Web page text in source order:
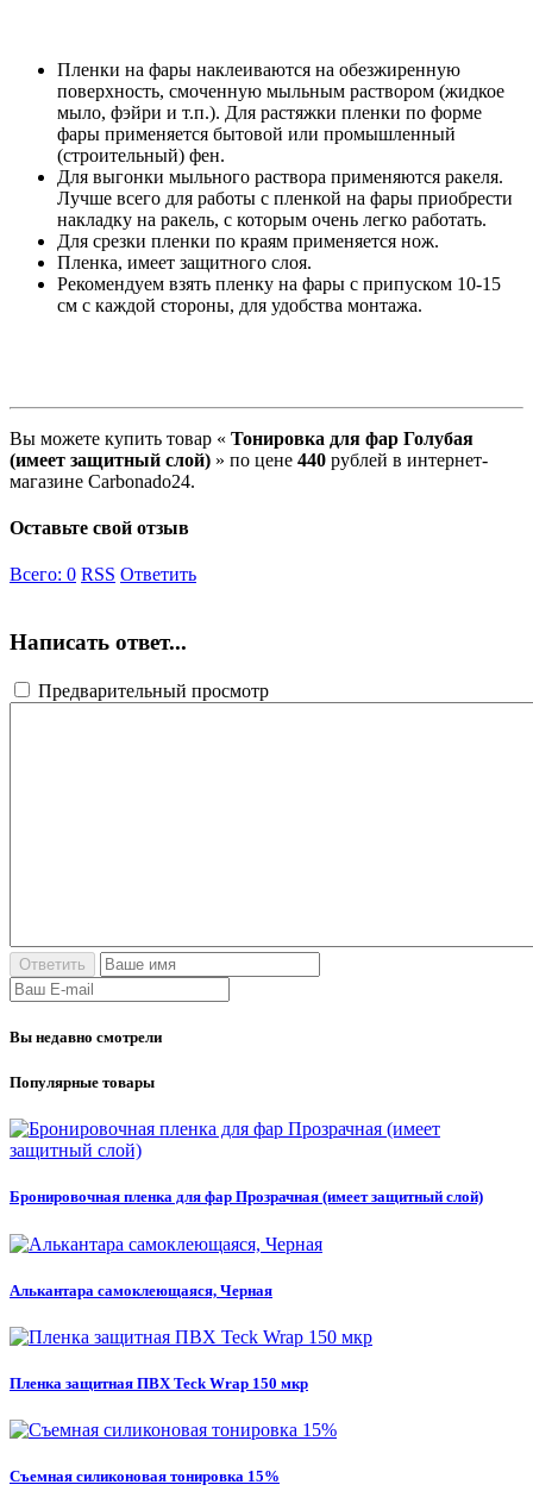
Пленки на фары наклеиваются на обезжиренную
поверхность, смоченную мыльным раствором (жидкое
мыло, фэйри и т.п.). Для растяжки пленки по форме
фары применяется бытовой или промышленный
(строительный) фен.
Для выгонки мыльного раствора применяются ракеля.
Лучше всего для работы с пленкой на фары приобрести
накладку на ракель, с которым очень легко работать.
Для срезки пленки по краям применяется нож.
Пленка, имеет защитного слоя.
Рекомендуем взять пленку на фары с припуском 10-15
см с каждой стороны, для удобства монтажа.
Вы можете купить товар « Тонировка для фар Голубая
(имеет защитный слой) » по цене 440 рублей в интернет-
магазине Carbonado24.
Оставьте свой отзыв
Всего: 0 RSS Ответить
Написать ответ...
Предварительный просмотр
Вы недавно смотрели
Популярные товары
Бронировочная пленка для фар Прозрачная (имеет защитный слой)
Алькантара самоклеющаяся, Черная
Пленка защитная ПВХ Teck Wrap 150 мкр
Съемная силиконовая тонировка 15%